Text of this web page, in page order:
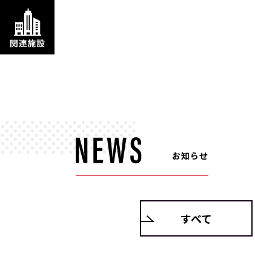
お知らせ
すべて